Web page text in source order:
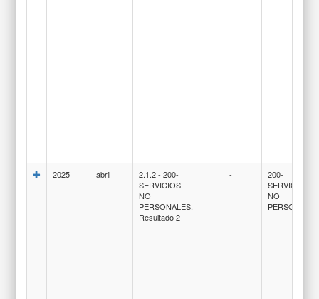
2025 abril
2.1.2 - 200-
SERVICIOS
NO
PERSONALES.
Resultado 2
-
200-
SERVICIOS
NO